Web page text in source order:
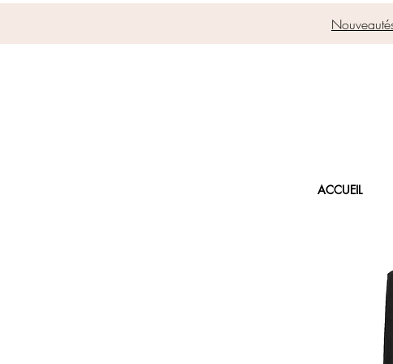
ACCUEIL